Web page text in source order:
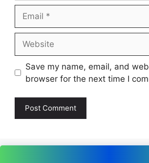
Save my name, email, and
browser for the next time I